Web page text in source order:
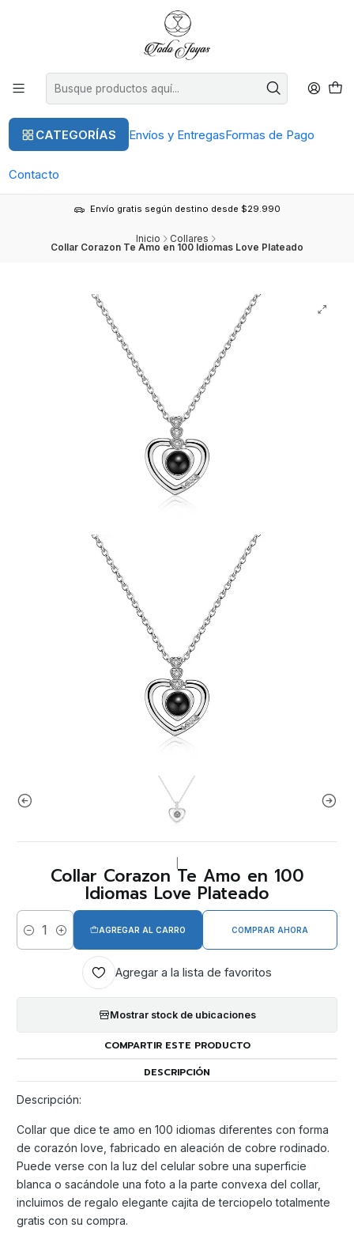
CATEGORÍAS Envíos y EntregasFormas de Pago
Contacto
Envío gratis según destino desde $29.990
Inicio Collares
Collar Corazon Te Amo en 100 Idiomas Love Plateado
Collar Corazon Te Amo en 100
Idiomas Love Plateado
Cantidad
AGREGAR AL CARRO COMPRAR AHORA
Agregar a la lista de favoritos
Mostrar stock de ubicaciones
COMPARTIR ESTE PRODUCTO
DESCRIPCIÓN
Descripción:
Collar que dice te amo en 100 idiomas diferentes con forma
de corazón love, fabricado en aleación de cobre rodinado.
Puede verse con la luz del celular sobre una superficie
blanca o sacándole una foto a la parte convexa del collar,
incluimos de regalo elegante cajita de terciopelo totalmente
gratis con su compra.